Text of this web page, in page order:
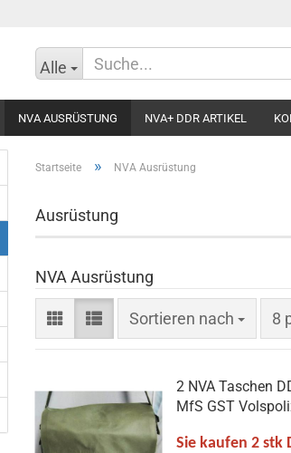
Alle
NVA AUSRÜSTUNG NVA+ DDR ARTIKEL
Startseite » NVA Ausrüstung
Ausrüstung
NVA Ausrüstung
Sortieren nach 8
2 NVA Taschen
MfS GST
Sie kaufen 2 stk